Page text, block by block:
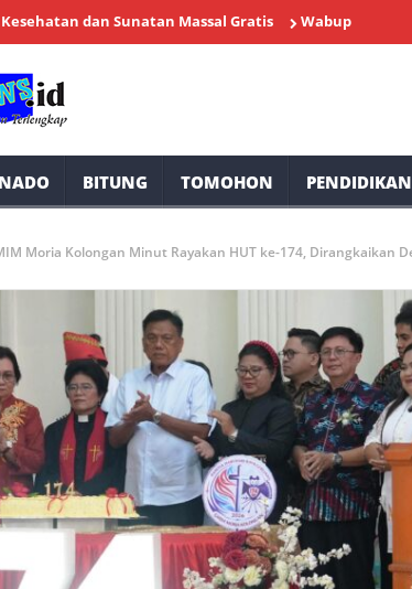
dan Sunatan Massal Gratis Wabup Minahasa Vasung
BITUNG TOMOHON
Moria Kolongan Minut Rayakan HUT ke-174, Dirangkaikan